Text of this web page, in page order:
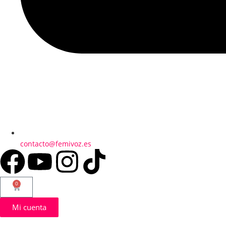
contacto@femivoz.es
0
Mi cuenta